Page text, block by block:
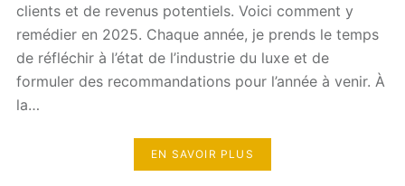
clients et de revenus potentiels. Voici comment y
remédier en 2025. Chaque année, je prends le temps
de réfléchir à l’état de l’industrie du luxe et de
formuler des recommandations pour l’année à venir. À
la…
EN SAVOIR PLUS